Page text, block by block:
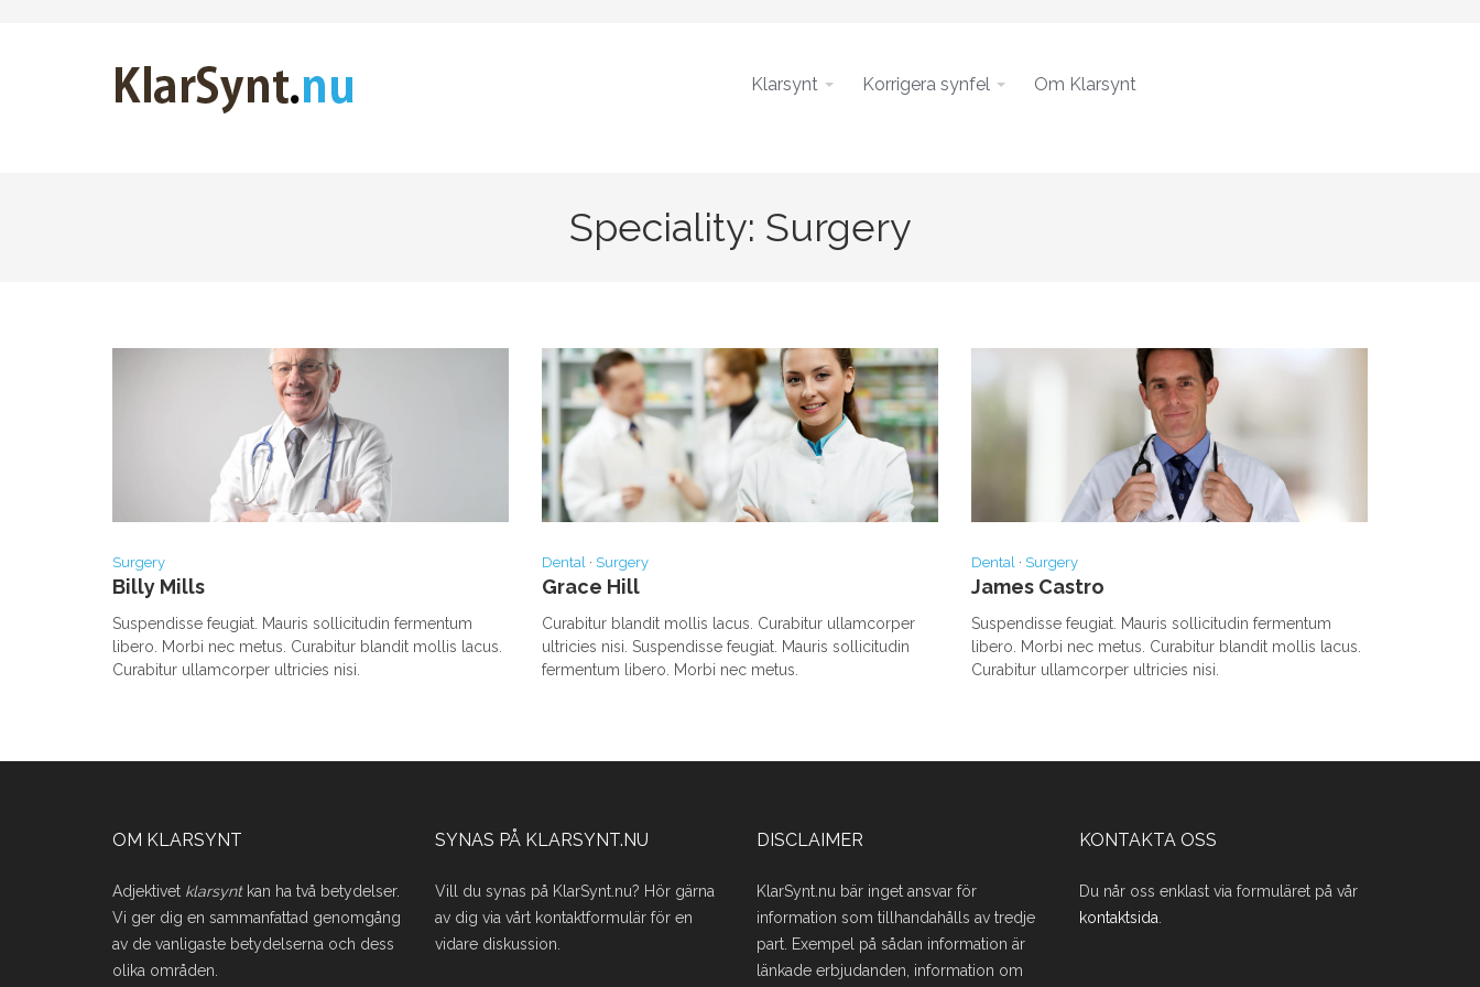
Klarsynt Korrigera synfel Om Klarsynt
Speciality: Surgery
Surgery
Billy Mills
Suspendisse feugiat. Mauris sollicitudin fermentum
libero. Morbi nec metus. Curabitur blandit mollis lacus.
Curabitur ullamcorper ultricies nisi.
Dental · Surgery
Grace Hill
Curabitur blandit mollis lacus. Curabitur ullamcorper
ultricies nisi. Suspendisse feugiat. Mauris sollicitudin
fermentum libero. Morbi nec metus.
Dental · Surgery
James Castro
Suspendisse feugiat. Mauris sollicitudin fermentum
libero. Morbi nec metus. Curabitur blandit mollis lacus.
Curabitur ullamcorper ultricies nisi.
OM KLARSYNT
Adjektivet klarsyntkan ha två betydelser.
Vi ger dig en sammanfattad genomgång
av de vanligaste betydelserna och dess
olika områden.
SYNAS PÅ KLARSYNT.NU
Vill du synas på KlarSynt.nu? Hör gärna
av dig via vårt kontaktformulär för en
vidare diskussion.
DISCLAIMER
KlarSynt.nu bär inget ansvar för
information som tillhandahålls av tredje
part. Exempel på sådan information är
länkade erbjudanden, information om
KONTAKTA OSS
Du når oss enklast via formuläret på vår
kontaktsida